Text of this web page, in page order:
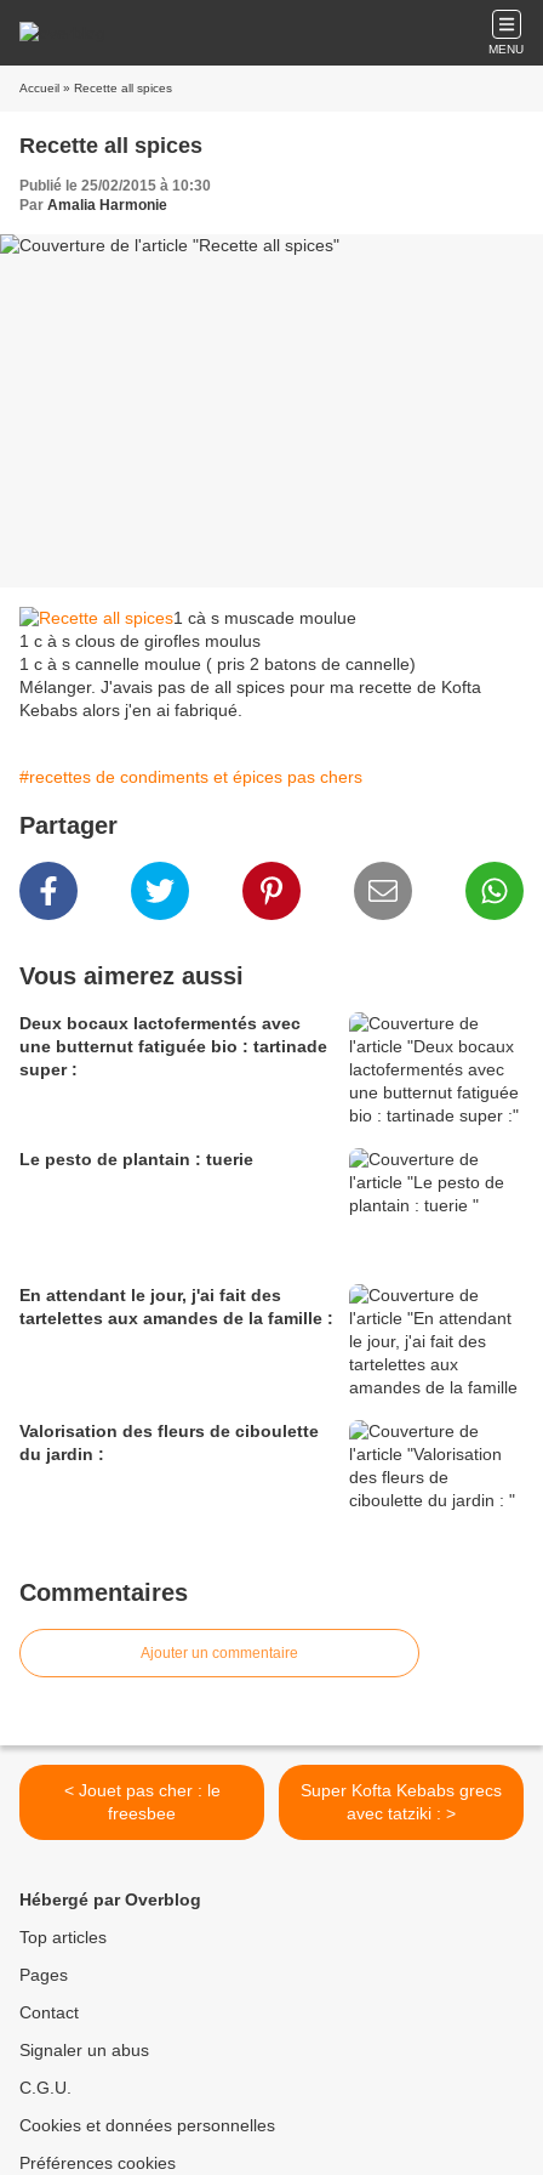
MENU
Accueil » Recette all spices
Recette all spices
Publié le 25/02/2015 à 10:30
Par Amalia Harmonie
1 cà s muscade moulue
1 c à s clous de girofles moulus
1 c à s cannelle moulue ( pris 2 batons de cannelle)
Mélanger. J'avais pas de all spices pour ma recette de Kofta
Kebabs alors j'en ai fabriqué.
#recettes de condiments et épices pas chers
Partager
Vous aimerez aussi
Deux bocaux lactofermentés avec
une butternut fatiguée bio : tartinade
super :
Le pesto de plantain : tuerie
En attendant le jour, j'ai fait des
tartelettes aux amandes de la famille :
Valorisation des fleurs de ciboulette
du jardin :
Commentaires
Ajouter un commentaire
< Jouet pas cher : le
freesbee
Super Kofta Kebabs grecs
avec tatziki : >
Hébergé par Overblog
Top articles
Pages
Contact
Signaler un abus
C.G.U.
Cookies et données personnelles
Préférences cookies